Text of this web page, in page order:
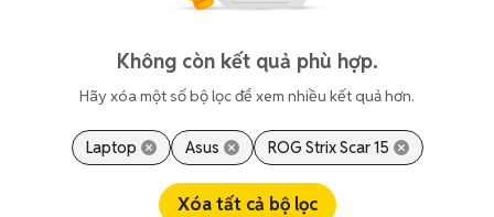
Không còn kết quả phù hợp.
Hãy xóa một số bộ lọc để xem nhiều kết quả hơn.
Laptop Asus ROG Strix Scar 15
Xóa tất cả bộ lọc